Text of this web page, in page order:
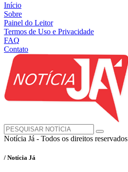
Início
Sobre
Painel do Leitor
Termos de Uso e Privacidade
FAQ
Contato
Notícia Já - Todos os direitos reservados
/ Notícia Já